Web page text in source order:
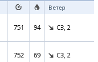
Ветер
751 94 СЗ, 2
752 69 СЗ, 2